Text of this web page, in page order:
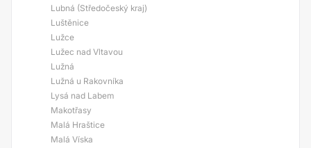
Lubná (Středočeský kraj)
Luštěnice
Lužce
Lužec nad Vltavou
Lužná
Lužná u Rakovníka
Lysá nad Labem
Makotřasy
Malá Hraštice
Malá Víska